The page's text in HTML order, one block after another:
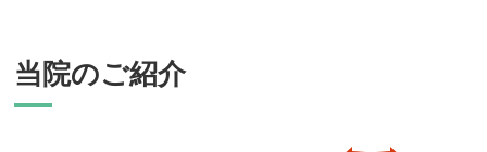
当院のご紹介